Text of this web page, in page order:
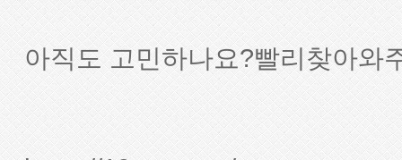
아직도 고민하나요?빨리찾아와